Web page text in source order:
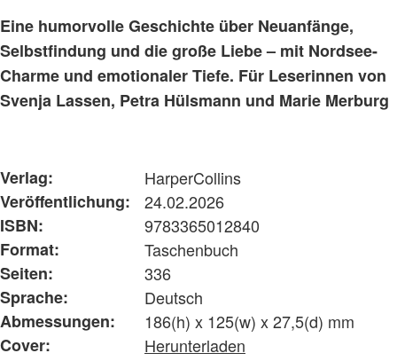
Eine humorvolle Geschichte über Neuanfänge,
Selbstfindung und die große Liebe – mit Nordsee-
Charme und emotionaler Tiefe. Für Leserinnen von
Svenja Lassen, Petra Hülsmann und Marie Merburg
Verlag:
HarperCollins
Veröffentlichung:
24.02.2026
ISBN:
9783365012840
Format:
Taschenbuch
Seiten:
336
Sprache:
Deutsch
Abmessungen:
186(h) x 125(w) x 27,5(d) mm
Cover:
Herunterladen